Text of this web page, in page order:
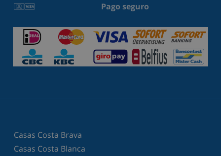
Pago seguro
Casas Costa Brava
Casas Costa Blanca